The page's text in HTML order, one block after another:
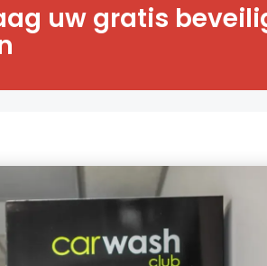
Vraag een
aan.
uw gratis